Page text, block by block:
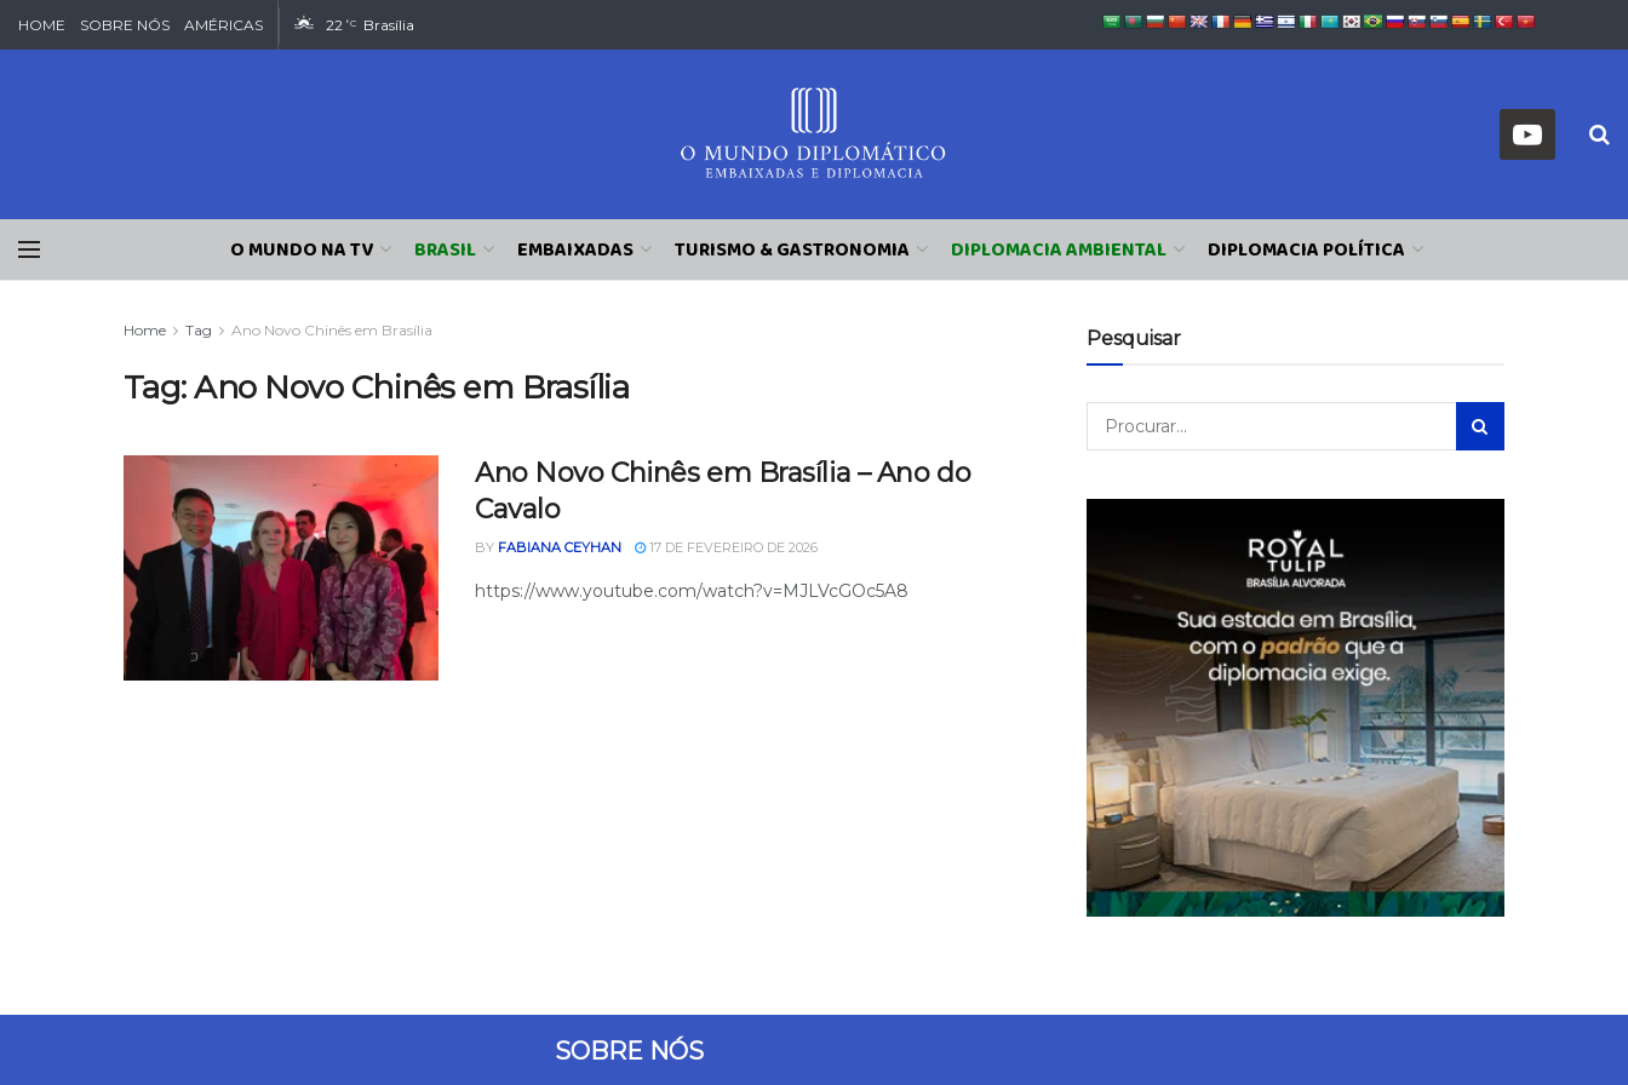
HOME SOBRE NÓS AMÉRICAS 22 °C Brasília
O MUNDO NA TV BRASIL EMBAIXADAS TURISMO & GASTRONOMIA DIPLOMACIA AMBIENTAL DIPLOMACIA POLÍTICA
Home Tag Ano Novo Chinês em Brasília
Tag:Ano Novo Chinês em Brasília
Ano Novo Chinês em Brasília – Ano do
Cavalo
BY FABIANA CEYHAN 17 DE FEVEREIRO DE 2026
https://www.youtube.com/watch?v=MJLVcGOc5A8
Pesquisar
SOBRE NÓS